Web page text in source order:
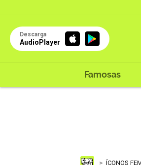
Descarga
AudioPlayer
Famosas
ÍCONOS